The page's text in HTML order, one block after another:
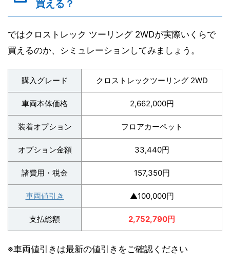
買える？
ではクロストレック ツーリング 2WDが実際いくらで
買えるのか、シミュレーションしてみましょう。
購入グレード クロストレックツーリング 2WD
車両本体価格 2,662,000円
装着オプション フロアカーペット
オプション金額 33,440円
諸費用・税金 157,350円
車両値引き ▲100,000円
支払総額 2,752,790円
※車両値引きは最新の値引きをご確認ください